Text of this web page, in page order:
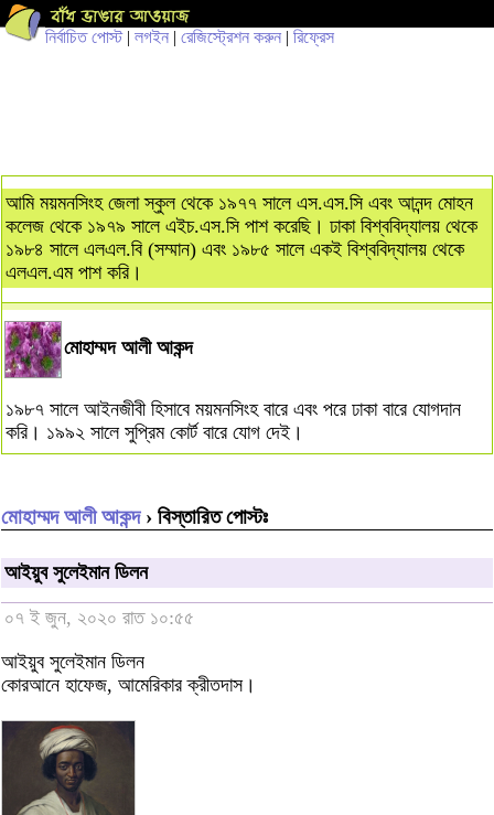
নির্বাচিত পোস্ট| লগইন | রেজিস্ট্রেশন করুন | রিফ্রেস
আমি ময়মনসিংহ জেলা স্কুল থেকে ১৯৭৭ সালে এস.এস.সি এবং আনন্দ মোহন
কলেজ থেকে ১৯৭৯ সালে এইচ.এস.সি পাশ করেছি। ঢাকা বিশ্ববিদ্যালয় থেকে
১৯৮৪ সালে এলএল.বি (সম্মান) এবং ১৯৮৫ সালে একই বিশ্ববিদ্যালয় থেকে
এলএল.এম পাশ করি।
মোহাম্মদ আলী আকন্দ
১৯৮৭ সালে আইনজীবী হিসাবে ময়মনসিংহ বারে এবং পরে ঢাকা বারে যোগদান
করি। ১৯৯২ সালে সুপ্রিম কোর্ট বারে যোগ দেই।
মোহাম্মদ আলী আকন্দ› বিস্তারিত পোস্টঃ
আইয়ুব সুলেইমান ডিলন
০৭ ই জুন, ২০২০ রাত ১০:৫৫
আইয়ুব সুলেইমান ডিলন
কোরআনে হাফেজ, আমেরিকার ক্রীতদাস।